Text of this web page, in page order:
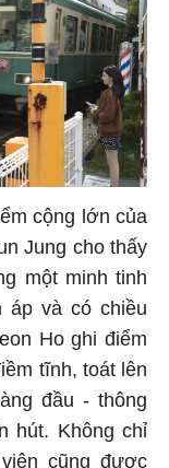
cộng lớn của
Jung cho thấy
một minh tinh
áp và có chiều
Ho ghi điểm
tĩnh, toát lên
đầu - thông
hút. Không chỉ